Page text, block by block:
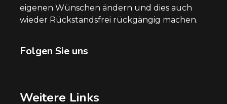
eigenen Wünschen ändern und dies auch
wieder Rückstandsfrei rückgängig machen.
Folgen Sie uns
Weitere Links